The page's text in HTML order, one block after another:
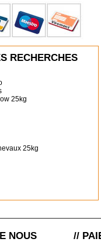
RECHERCHES
25kg
25kg
NOUS //